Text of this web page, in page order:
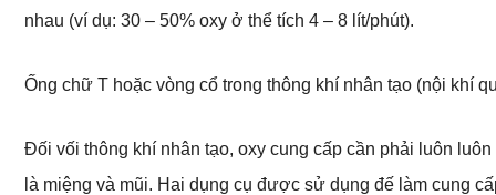
nhau (ví dụ: 30 – 50% oxy ở thể tích 4 – 8 lít/phút).
Ống chữ T hoặc vòng cổ trong thông khí nhân tạo (nội khí
Đối vối thông khí nhân tạo, oxy cung cấp cần phải luôn
là miệng và mũi. Hai dụng cụ được sử dụng đế làm cung